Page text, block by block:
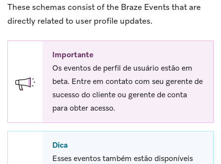
These schemas consist of the Braze Events that are
directly related to user profile updates.
Importante
Os eventos de perfil de usuário estão em
beta. Entre em contato com seu gerente de
sucesso do cliente ou gerente de conta
para obter acesso.
Dica
Esses eventos também estão disponíveis